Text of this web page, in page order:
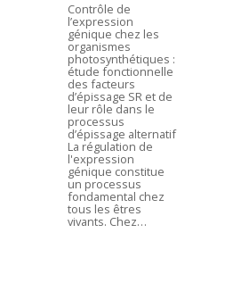
Contrôle de
l’expression
génique chez les
organismes
photosynthétiques :
étude fonctionnelle
des facteurs
d’épissage SR et de
leur rôle dans le
processus
d’épissage alternatif
La régulation de
l'expression
génique constitue
un processus
fondamental chez
tous les êtres
vivants. Chez…